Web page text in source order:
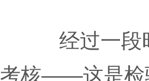
经过一段
考核——这是检